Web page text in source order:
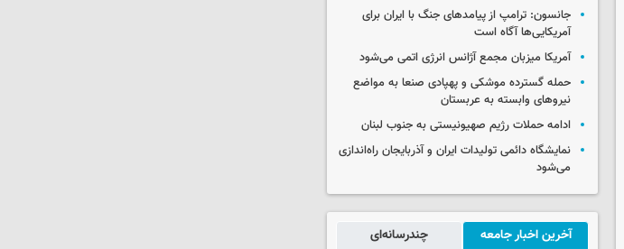
جانسون: ترامپ از پیامدهای جنگ با ایران برای
آمریکایی‌ها آگاه است
آمریکا میزبان مجمع آژانس انرژی اتمی می‌شود
حمله گسترده موشکی و پهپادی صنعا به مواضع
نیروهای وابسته به عربستان
ادامه حملات رژیم صهیونیستی به جنوب لبنان
نمایشگاه دائمی تولیدات ایران و آذربایجان راه‌اندازی
می‌شود
آخرین اخبار جامعه چندرسانه‌ای